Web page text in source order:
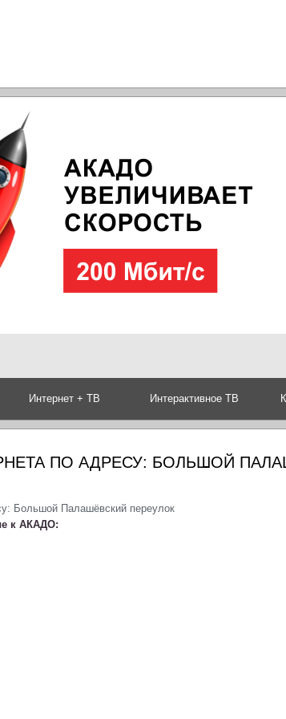
Интернет + ТВ Интерактивное ТВ
ПО АДРЕСУ: БОЛЬШОЙ
Большой Палашёвский переулок
к АКАДО: